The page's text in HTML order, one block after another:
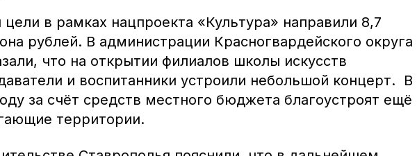
цели в рамках нацпроекта «Культура» направили 8,7
рублей. В администрации Красногвардейского округа
что на открытии филиалов школы искусств
и воспитанники устроили небольшой концерт. В
за счёт средств местного бюджета благоустроят ещё
территории.